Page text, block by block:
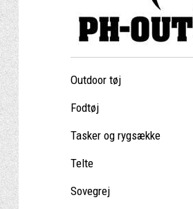
Outdoor tøj
Fodtøj
Tasker og rygsække
Telte
Sovegrej